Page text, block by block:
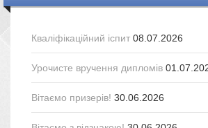
Кваліфікаційний іспит 08.07.2026
Урочисте вручення дипломів
Вітаємо призерів! 30.06.2026